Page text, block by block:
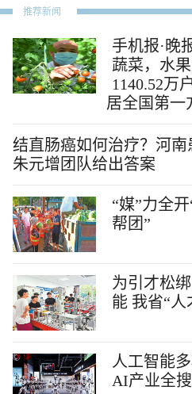
推荐新闻
手机报·晚
蔬菜，水
1140.52万
居全国第一
结直肠癌如何治疗？河
朱元增团队给出答案
“媒”力全
帮团”
为引才松
能 我省“
人工智能
AI产业全